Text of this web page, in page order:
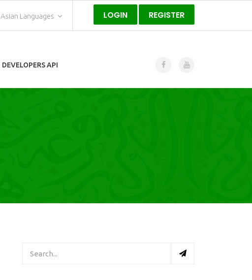
Asian Languages LOGIN REGISTER
DEVELOPERS API